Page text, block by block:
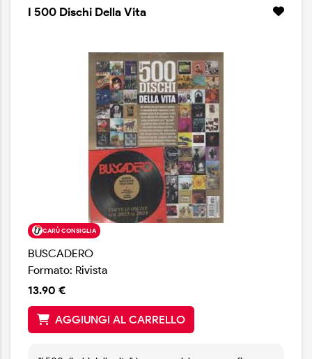
I 500 Dischi Della Vita
CARÙ CONSIGLIA
BUSCADERO
Formato: Rivista
13.90 €
AGGIUNGI AL CARRELLO